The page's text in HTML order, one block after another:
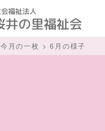
今月の一枚 >6月の様子